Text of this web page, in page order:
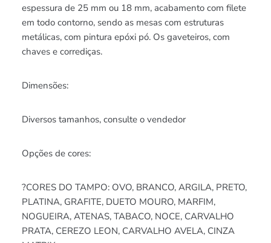
espessura de 25 mm ou 18 mm, acabamento com filete
em todo contorno, sendo as mesas com estruturas
metálicas, com pintura epóxi pó. Os gaveteiros, com
chaves e corrediças.
Dimensões:
Diversos tamanhos, consulte o vendedor
Opções de cores:
?CORES DO TAMPO: OVO, BRANCO, ARGILA, PRETO,
PLATINA, GRAFITE, DUETO MOURO, MARFIM,
NOGUEIRA, ATENAS, TABACO, NOCE, CARVALHO
PRATA, CEREZO LEON, CARVALHO AVELA, CINZA